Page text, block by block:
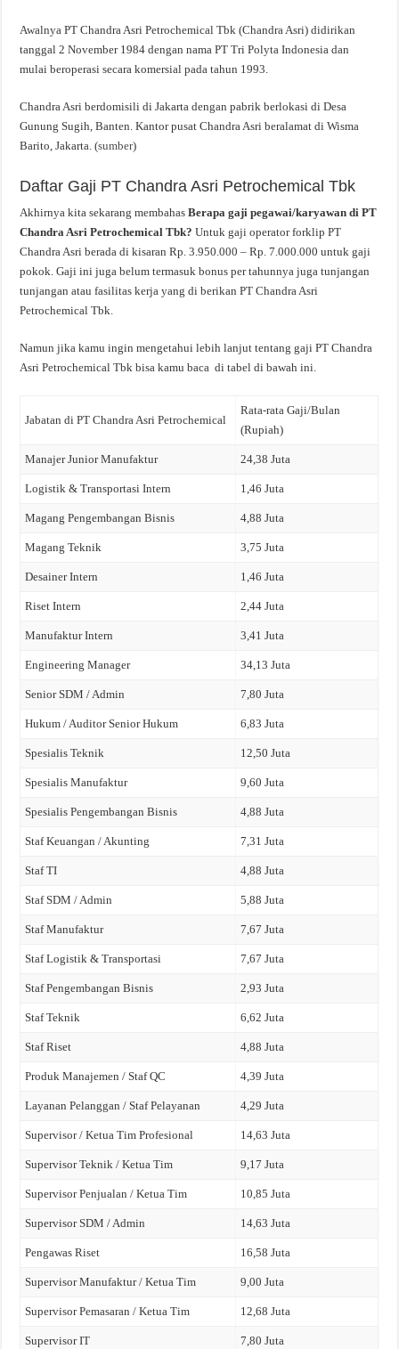
Awalnya PT Chandra Asri Petrochemical Tbk (Chandra Asri) didirikan
tanggal 2 November 1984 dengan nama PT Tri Polyta Indonesia dan
mulai beroperasi secara komersial pada tahun 1993.
Chandra Asri berdomisili di Jakarta dengan pabrik berlokasi di Desa
Gunung Sugih, Banten. Kantor pusat Chandra Asri beralamat di Wisma
Barito, Jakarta. (sumber)
Daftar Gaji PT Chandra Asri Petrochemical Tbk
Akhirnya kita sekarang membahasBerapa gaji pegawai/karyawan di PT
Chandra Asri Petrochemical Tbk? Untuk gaji operator forklip PT
Chandra Asri berada di kisaran Rp. 3.950.000 – Rp. 7.000.000 untuk gaji
pokok. Gaji ini juga belum termasuk bonus per tahunnya juga tunjangan
tunjangan atau fasilitas kerja yang di berikan PT Chandra Asri
Petrochemical Tbk.
Namun jika kamu ingin mengetahui lebih lanjut tentang gaji PT Chandra
Asri Petrochemical Tbk bisa kamu baca di tabel di bawah ini.
Jabatan di PT Chandra Asri Petrochemical
Rata-rata Gaji/Bulan
(Rupiah)
Manajer Junior Manufaktur 24,38 Juta
Logistik & Transportasi Intern 1,46 Juta
Magang Pengembangan Bisnis 4,88 Juta
Magang Teknik 3,75 Juta
Desainer Intern 1,46 Juta
Riset Intern 2,44 Juta
Manufaktur Intern 3,41 Juta
Engineering Manager 34,13 Juta
Senior SDM / Admin 7,80 Juta
Hukum / Auditor Senior Hukum 6,83 Juta
Spesialis Teknik 12,50 Juta
Spesialis Manufaktur 9,60 Juta
Spesialis Pengembangan Bisnis 4,88 Juta
Staf Keuangan / Akunting 7,31 Juta
Staf TI 4,88 Juta
Staf SDM / Admin 5,88 Juta
Staf Manufaktur 7,67 Juta
Staf Logistik & Transportasi 7,67 Juta
Staf Pengembangan Bisnis 2,93 Juta
Staf Teknik 6,62 Juta
Staf Riset 4,88 Juta
Produk Manajemen / Staf QC 4,39 Juta
Layanan Pelanggan / Staf Pelayanan 4,29 Juta
Supervisor / Ketua Tim Profesional 14,63 Juta
Supervisor Teknik / Ketua Tim 9,17 Juta
Supervisor Penjualan / Ketua Tim 10,85 Juta
Supervisor SDM / Admin 14,63 Juta
Pengawas Riset 16,58 Juta
Supervisor Manufaktur / Ketua Tim 9,00 Juta
Supervisor Pemasaran / Ketua Tim 12,68 Juta
Supervisor IT 7,80 Juta